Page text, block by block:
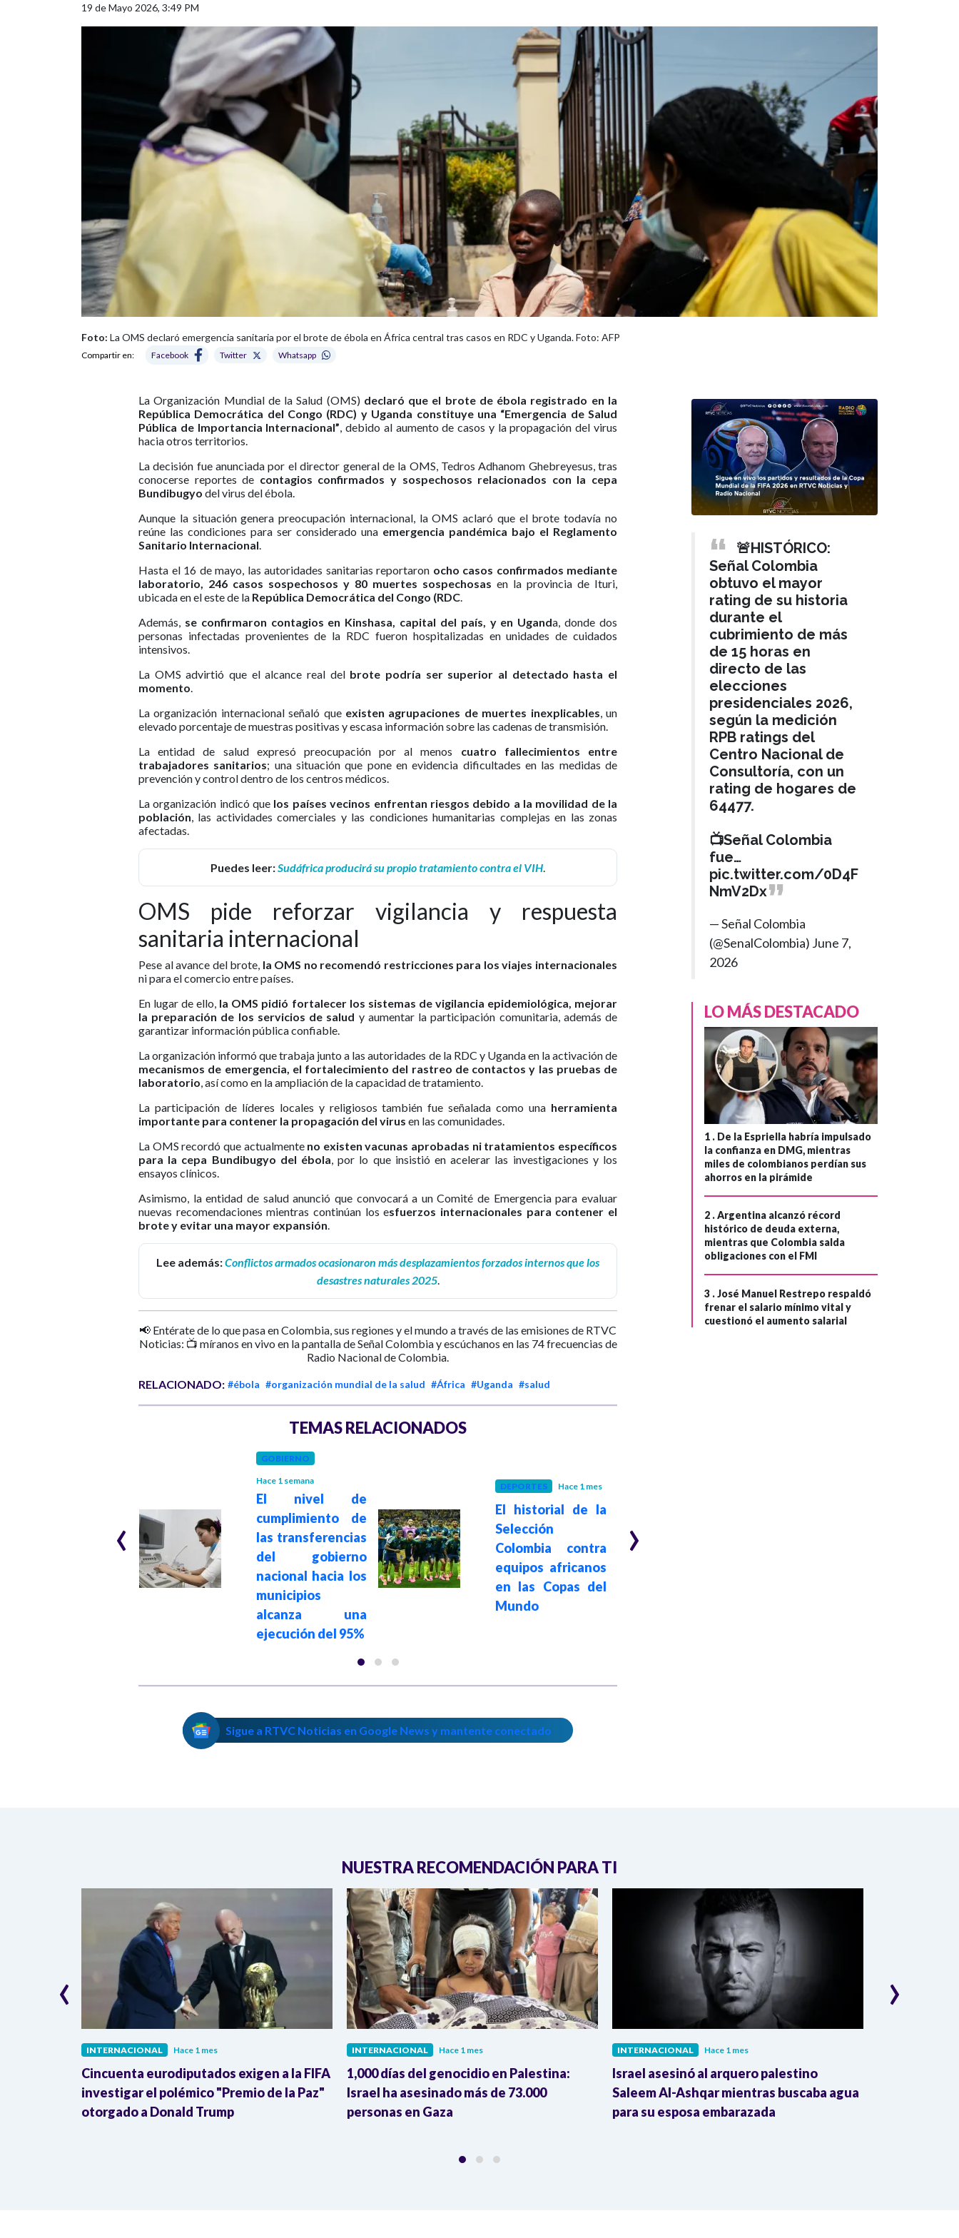
19 de Mayo 2026, 3:49 PM
Foto: La OMS declaró emergencia sanitaria por el brote de ébola en África central tras casos en RDC y Uganda. Foto: AFP
Compartir en: Facebook Twitter Whatsapp
La Organización Mundial de la Salud (OMS) declaró que el brote de ébola registrado en la
República Democrática del Congo (RDC) y Uganda constituye una “Emergencia de Salud
Pública de Importancia Internacional”, debido al aumento de casos y la propagación del virus
hacia otros territorios.
La decisión fue anunciada por el director general de la OMS, Tedros Adhanom Ghebreyesus, tras
conocerse reportes de contagios confirmados y sospechosos relacionados con la cepa
Bundibugyo del virus del ébola.
Aunque la situación genera preocupación internacional, la OMS aclaró que el brote todavía no
reúne las condiciones para ser considerado una emergencia pandémica bajo el Reglamento
Sanitario Internacional.
Hasta el 16 de mayo, las autoridades sanitarias reportaron ocho casos confirmados mediante
laboratorio, 246 casos sospechosos y 80 muertes sospechosas en la provincia de Ituri,
ubicada en el este de la República Democrática del Congo (RDC.
Además, se confirmaron contagios en Kinshasa, capital del país, y en Uganda, donde dos
personas infectadas provenientes de la RDC fueron hospitalizadas en unidades de cuidados
intensivos.
La OMS advirtió que el alcance real del brote podría ser superior al detectado hasta el
momento.
La organización internacional señaló queexisten agrupaciones de muertes inexplicables, un
elevado porcentaje de muestras positivas y escasa información sobre las cadenas de transmisión.
La entidad de salud expresó preocupación por al menos cuatro fallecimientos entre
trabajadores sanitarios; una situación que pone en evidencia dificultades en las medidas de
prevención y control dentro de los centros médicos.
La organización indicó que los países vecinos enfrentan riesgos debido a la movilidad de la
población, las actividades comerciales y las condiciones humanitarias complejas en las zonas
afectadas.
Puedes leer:Sudáfrica producirá su propio tratamiento contra el VIH.
OMS pide reforzar vigilancia y respuesta
sanitaria internacional
Pese al avance del brote, la OMS no recomendó restricciones para los viajes internacionales
ni para el comercio entre países.
En lugar de ello, la OMS pidió fortalecer los sistemas de vigilancia epidemiológica, mejorar
la preparación de los servicios de salud y aumentar la participación comunitaria, además de
garantizar información pública confiable.
La organización informó que trabaja junto a las autoridades de la RDC y Uganda en la activación de
mecanismos de emergencia, el fortalecimiento del rastreo de contactos y las pruebas de
laboratorio, así como en la ampliación de la capacidad de tratamiento.
La participación de líderes locales y religiosos también fue señalada como una herramienta
importante para contener la propagación del virus en las comunidades.
La OMS recordó que actualmente no existen vacunas aprobadas ni tratamientos específicos
para la cepa Bundibugyo del ébola, por lo que insistió en acelerar las investigaciones y los
ensayos clínicos.
Asimismo, la entidad de salud anunció que convocará a un Comité de Emergencia para evaluar
nuevas recomendaciones mientras continúan los esfuerzos internacionales para contener el
brote y evitar una mayor expansión.
Lee además:Conflictos armados ocasionaron más desplazamientos forzados internos que los
desastres naturales 2025.
📢 Entérate de lo que pasa en Colombia, sus regiones y el mundo a través de las emisiones de RTVC
Noticias: 📺 míranos en vivo en la pantalla de Señal Colombia y escúchanos en las 74 frecuencias de
Radio Nacional de Colombia.
RELACIONADO: #ébola #organización mundial de la salud #África #Uganda #salud
TEMAS RELACIONADOS
Superintendente
GOBIERNO
Hace 1 semana
El nivel de
cumplimiento de
las transferencias
del gobierno
nacional hacia los
municipios
alcanza una
ejecución del 95%
DEPORTES Hace 1 mes
El historial de la
Selección
Colombia contra
equipos africanos
en las Copas del
Mundo
‹ ›
Sigue a RTVC Noticias en Google News y mantente conectado
🚨HISTÓRICO:
Señal Colombia
obtuvo el mayor
rating de su historia
durante el
cubrimiento de más
de 15 horas en
directo de las
elecciones
presidenciales 2026,
según la medición
RPB ratings del
Centro Nacional de
Consultoría, con un
rating de hogares de
64477.
📺Señal Colombia
fue…
pic.twitter.com/0D4F
NmV2Dx
— Señal Colombia
(@SenalColombia) June 7,
2026
LO MÁS DESTACADO
1 . De la Espriella habría impulsado
la confianza en DMG, mientras
miles de colombianos perdían sus
ahorros en la pirámide
2 .Argentina alcanzó récord
histórico de deuda externa,
mientras que Colombia salda
obligaciones con el FMI
3 .José Manuel Restrepo respaldó
frenar el salario mínimo vital y
cuestionó el aumento salarial
NUESTRA RECOMENDACIÓN PARA TI
INTERNACIONAL Hace 1 mes
Cincuenta eurodiputados exigen a la FIFA
investigar el polémico "Premio de la Paz"
otorgado a Donald Trump
INTERNACIONAL Hace 1 mes
1,000 días del genocidio en Palestina:
Israel ha asesinado más de 73.000
personas en Gaza
INTERNACIONAL Hace 1 mes
Israel asesinó al arquero palestino
Saleem Al-Ashqar mientras buscaba agua
para su esposa embarazada
‹ ›